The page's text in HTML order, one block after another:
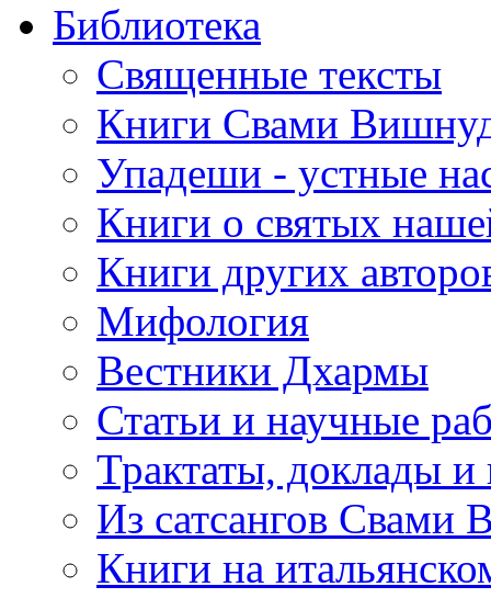
Библиотека
Священные тексты
Книги Свами
Упадеши - устные
Книги о святых
Книги других
Мифология
Вестники Дхармы
Статьи и научные
Трактаты, доклады
Из сатсангов Свами
Книги на